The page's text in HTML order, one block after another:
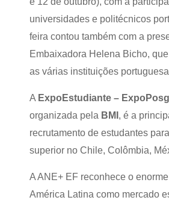
universidades e politécnicos
feira contou também com a
Embaixadora Helena Bicho,
as várias instituições
A ExpoEstudiante –
organizada pela BMI , é a
recrutamento de estudantes
superior no Chile, Colômbia,
A ANE+ EF reconhece o
América Latina como mercado